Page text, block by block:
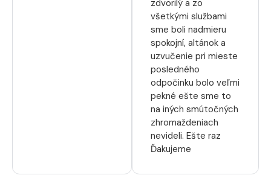
zdvorilý a zo
všetkými službami
sme boli nadmieru
spokojní, altánok a
uzvučenie pri mieste
posledného
odpočinku bolo veľmi
pekné ešte sme to
na iných smútočných
zhromaždeniach
nevideli. Ešte raz
Ďakujeme